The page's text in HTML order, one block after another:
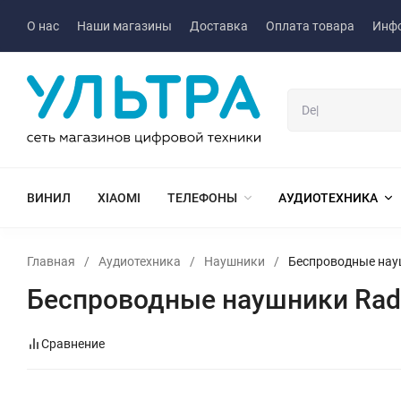
О нас Наши магазины Доставка Оплата товара
ВИНИЛ XIAOMI ТЕЛЕФОНЫ АУДИОТЕХНИКА
Главная / Аудиотехника / Наушники / Беспроводные
Беспроводные наушники
Сравнение